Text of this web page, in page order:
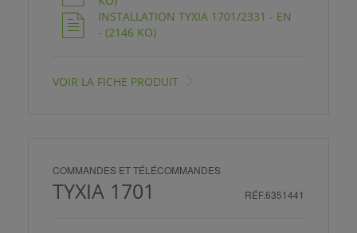
INSTALLATION TYXIA 1701/2331 - EN
- (2146 KO)
VOIR LA FICHE PRODUIT
COMMANDES ET TÉLÉCOMMANDES
TYXIA 1701 RÉF.6351441